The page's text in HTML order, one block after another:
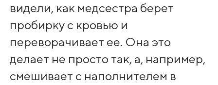
видели, как медсестра берет
пробирку с кровью и
переворачивает ее. Она это
делает не просто так, а, например,
смешивает с наполнителем в